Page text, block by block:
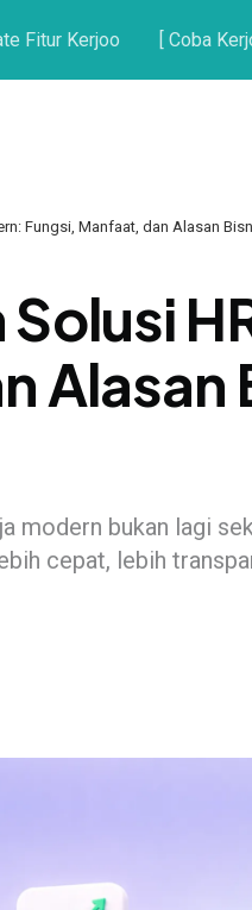
Fitur Kerjoo [ Coba
Fungsi, Manfaat, dan Alasan
Solusi
Alasan
modern bukan lagi
cepat, lebih